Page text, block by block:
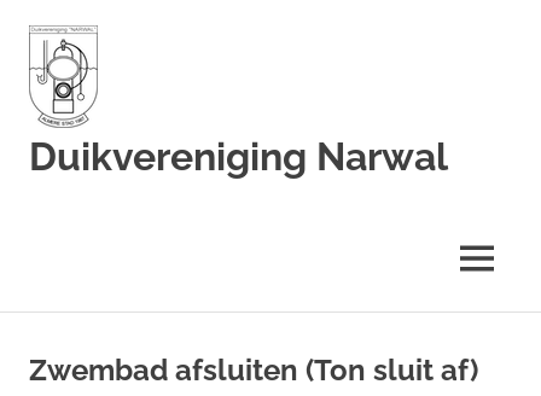
Duikvereniging Narwal
MENU
Zwembad afsluiten (Ton sluit af)